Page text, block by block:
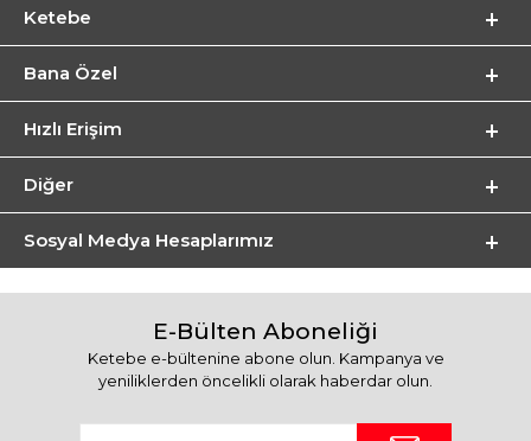
Ketebe
Bana Özel
Hızlı Erişim
Diğer
Sosyal Medya Hesaplarımız
E-Bülten Aboneliği
Ketebe e-bültenine abone olun. Kampanya ve
yeniliklerden öncelikli olarak haberdar olun.